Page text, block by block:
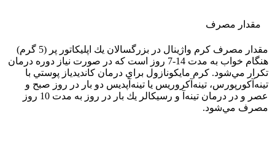
مقدار مصرف
مقدار مصرف كرم واژينال در بزرگسالان يك اپليكاتور پر (5 گرم)
هنگام خواب به مدت 14-7 روز است كه در صورت نياز دوره درمان
تكرار مي‌شود. كرم مايكونازول براي درمان كانديدياز پوستي با
تينه‌آكورپورس، تينه‌آكروريس يا تينه‌آپديس دو بار در روز صبح و
عصر و در درمان تينه‌آ و رسيكالر يك بار در روز به مدت 10 روز
مصرف مي‌شود.